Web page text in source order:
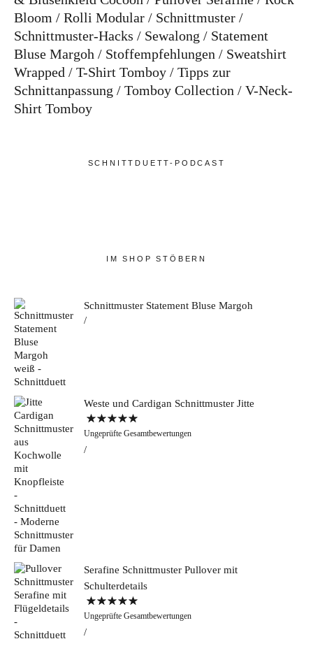
Bloom
Rolli Modular
Schnittmuster
Schnittmuster-Hacks
Sewalong
Statement
Bluse Margoh
Stoffempfehlungen
Sweatshirt
Wrapped
T-Shirt Tomboy
Tipps zur
Schnittanpassung
Tomboy Collection
V-Neck-
Shirt Tomboy
SCHNITTDUETT-PODCAST
IM SHOP STÖBERN
Schnittmuster Statement Bluse Margoh
Weste und Cardigan Schnittmuster Jitte
Bewertet mit
5.00von 5
Ungeprüfte Gesamtbewertungen
Serafine Schnittmuster Pullover mit
Schulterdetails
Bewertet mit
5.00von 5
Ungeprüfte Gesamtbewertungen